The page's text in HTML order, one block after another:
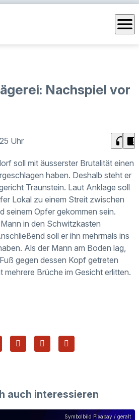
menu
Nachspiel vor
Uhr headphones chrome_reader_mode
soll mit äusserster Brutalität einen
haben. Deshalb steht er
Traunstein. Laut Anklage soll
Lokal zu einem Streit zwischen
seinem Opfer gekommen sein.
in den Schwitzkasten
soll er ihn mehrmals ins
Als der Mann am Boden lag,
gegen dessen Kopf getreten
mehrere Brüche im Gesicht erlitten.
auch interessieren
Symbolbild Pixabay / geralt